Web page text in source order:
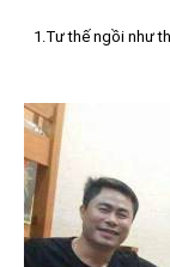
1.Tư thế ngồi như